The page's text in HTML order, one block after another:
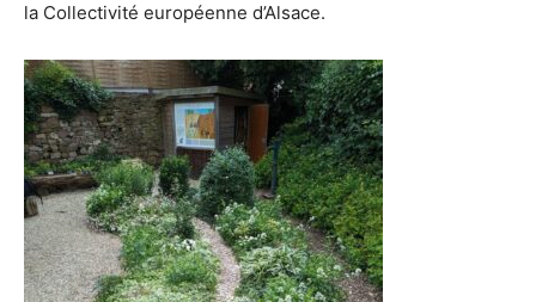
la Collectivité européenne d’Alsace.